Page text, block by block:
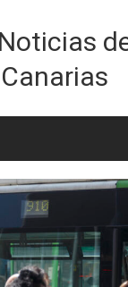
Canarias